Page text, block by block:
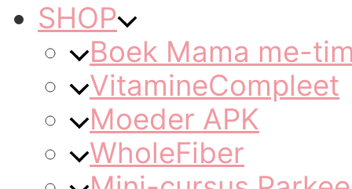
SHOP
Boek Mama me-
VitamineCompleet
Moeder APK
WholeFiber